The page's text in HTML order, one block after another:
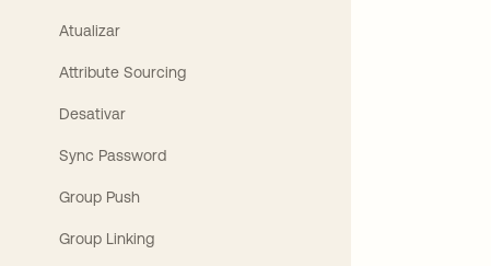
Atualizar
Attribute Sourcing
Desativar
Sync Password
Group Push
Group Linking